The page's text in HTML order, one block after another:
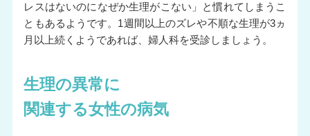
レスはないのになぜか生理がこない」と慣れてしまうこ
ともあるようです。1週間以上のズレや不順な生理が3ヵ
月以上続くようであれば、婦人科を受診しましょう。
生理の異常に
関連する女性の病気